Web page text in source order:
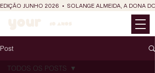
EDIÇÃO JUNHO 2026  •  SOLANGE ALMEIDA, A DONA
Post
TODOS OS POSTS